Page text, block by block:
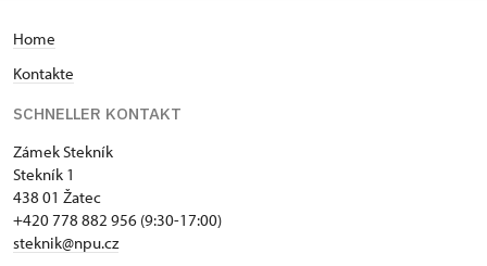
Home
Kontakte
SCHNELLER KONTAKT
Zámek Stekník
Stekník 1
438 01 Žatec
+420 778 882 956 (9:30-17:00)
steknik@npu.cz